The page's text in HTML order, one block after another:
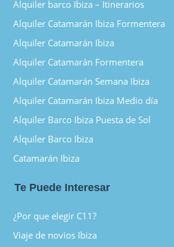
Alquiler barco Ibiza – Itinerarios
Alquiler Catamarán Ibiza Formentera
Alquiler Catamarán Ibiza
Alquiler Catamarán Formentera
Alquiler Catamarán Semana Ibiza
Alquiler Catamarán Ibiza Medio día
Alquiler Barco Ibiza Puesta de Sol
Alquiler Barco Ibiza
Catamarán Ibiza
Te Puede Interesar
¿Por que elegir C11?
Viaje de novios Ibiza